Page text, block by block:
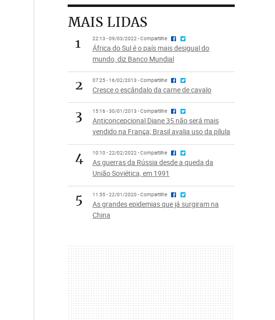
MAIS LIDAS
1
22:13 - 09/03/2022 - Compartilhe
África do Sul é o país mais desigual do
mundo, diz Banco Mundial
2 07:25 - 16/02/2013 - Compartilhe
Cresce o escândalo da carne de cavalo
3 15:16 - 30/01/2013 - Compartilhe
Anticoncepcional Diane 35 não será mais
vendido na França; Brasil avalia uso da pílula
4 10:10 - 22/02/2022 - Compartilhe
As guerras da Rússia desde a queda da
União Soviética, em 1991
5 11:55 - 22/01/2020 - Compartilhe
As grandes epidemias que já surgiram na
China